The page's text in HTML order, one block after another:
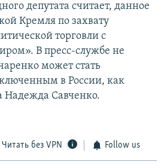
депутата считает, данное
Кремля по захвату
торговли с
В пресс-службе не
может стать
в России, как
Надежда Савченко.
Читать без VPN Follow us